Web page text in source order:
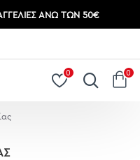
ΆΝΩ ΤΩΝ 50€
0 0